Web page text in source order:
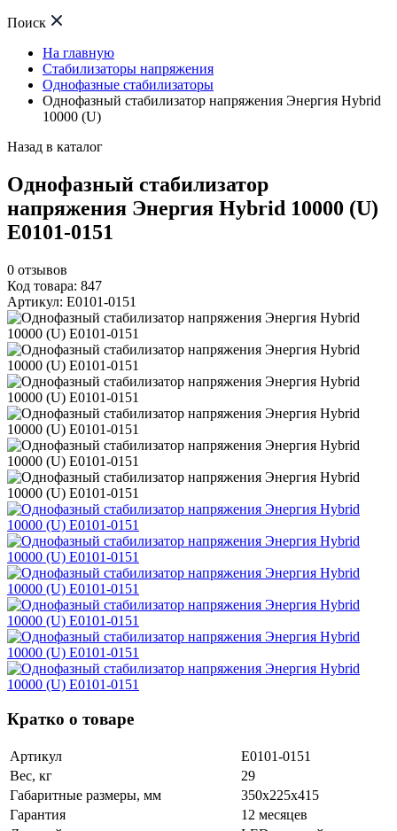
Поиск
На главную
Стабилизаторы напряжения
Однофазные стабилизаторы
Однофазный стабилизатор напряжения Энергия Hybrid
10000 (U)
Назад в каталог
Однофазный стабилизатор
напряжения Энергия Hybrid 10000 (U)
Е0101-0151
0 отзывов
Код товара: 847
Артикул: Е0101-0151
Кратко о товаре
Артикул
Е0101-0151
Вес, кг
29
Габаритные размеры, мм
350х225х415
Гарантия
12 месяцев